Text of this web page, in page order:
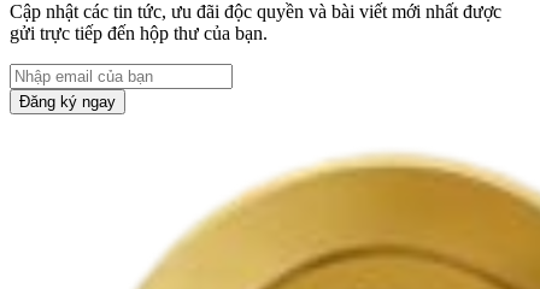
Cập nhật các tin tức, ưu đãi độc quyền và bài viết mới nhất được
gửi trực tiếp đến hộp thư của bạn.
Đăng ký ngay